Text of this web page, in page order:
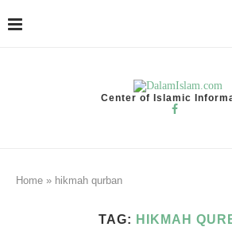
Center of Islamic
Home » hikmah qurban
TAG: HIKMAH